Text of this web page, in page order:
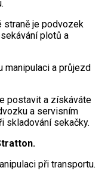
straně je podvozek
plotů a
manipulaci a průjezd
postavit a získáváte
a servisním
skladování sekačky.
při transportu.